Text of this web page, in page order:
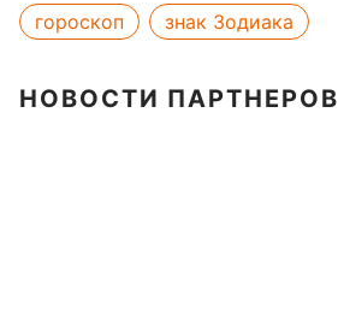
гороскоп знак Зодиака
НОВОСТИ ПАРТНЕРОВ